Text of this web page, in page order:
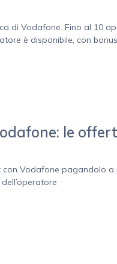
di Vodafone. Fino al 10
è disponibile, con
le
con Vodafone pagandolo